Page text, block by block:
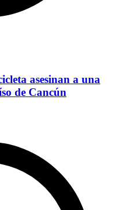
asesinan a una
de Cancún